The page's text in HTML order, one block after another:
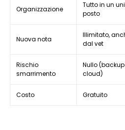
Organizzazione
Tutto in un
posto
Nuova nota
Illimitato,
dal vet
Rischio
smarrimento
Nullo (backup
cloud)
Costo Gratuito